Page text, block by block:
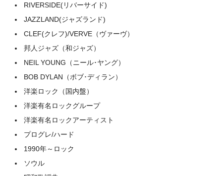
RIVERSIDE(リバーサイド)
JAZZLAND(ジャズランド)
CLEF(クレフ)/VERVE（ヴァーヴ）
邦人ジャズ（和ジャズ）
NEIL YOUNG（ニール･ヤング）
BOB DYLAN（ボブ･ディラン）
洋楽ロック（国内盤）
洋楽有名ロックグループ
洋楽有名ロックアーティスト
プログレ/ハード
1990年～ロック
ソウル